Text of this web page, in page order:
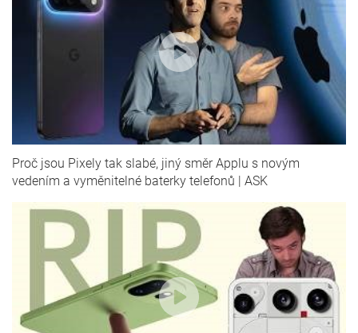
Proč jsou Pixely tak slabé, jiný směr Applu s novým
vedením a vyměnitelné baterky telefonů | ASK